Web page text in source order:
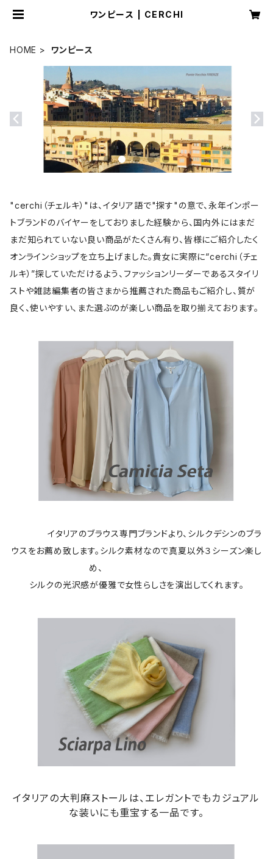
ワンピース | CERCHI
HOME ワンピース
"cerchi（チェルキ）"は、イタリア語で"探す"の意で、永年インポー
トブランドのバイヤーをしておりました経験から、国内外にはまだ
まだ知られていない良い商品がたくさん有り、皆様にご紹介したく
オンラインショップを立ち上げました。貴女に実際に“cerchi（チェ
ルキ）”探していただけるよう、ファッションリーダーであるスタイリ
ストや雑誌編集者の皆さまから推薦された商品もご紹介し、質が
良く、使いやすい、また選ぶのが楽しい商品を取り揃えております。
イタリアのブラウス専門ブランドより、シルクデシンのブラ
ウスをお薦め致します。シルク素材なので真夏以外３シーズン楽し
め、
シルクの光沢感が優雅で女性らしさを演出してくれます。
イタリアの大判麻ストールは、エレガントでもカジュアル
な装いにも重宝する一品です。